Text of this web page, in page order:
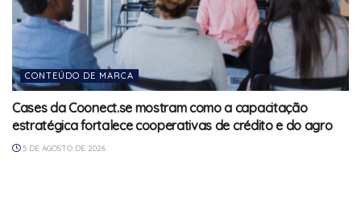
CONTEÚDO DE MARCA
Cases da Coonect.se mostram como a capacitação
estratégica fortalece cooperativas de crédito e do agro
5 DE AGOSTO DE 2026